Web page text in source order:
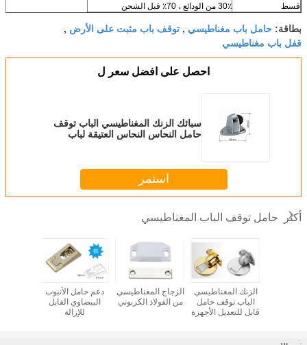
قسط
30٪ من الودائع ، 70٪ قبل الشحن
بطاقة: حامل باب مغناطيسي , توقف باب مثبت على الأرض ,
قفل باب مغناطيسي
احصل على افضل سعر ل
سبائك الزنك المغناطيسي الباب توقف
حامل النحاس النحاس العتيقة لباب
استمر
أكثر حامل توقف الباب المغناطيسي
دعم حامل الأنبوب
البيضاوي القابل
للإزالة
الزجاج المغناطيسي
من الفولاذ الكربوني
الزنك المغناطيسي
الباب توقف حامل
قابل للتعديل الأجهزة